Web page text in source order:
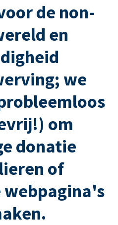
de non-
en
we
om
donatie
of
webpagina's